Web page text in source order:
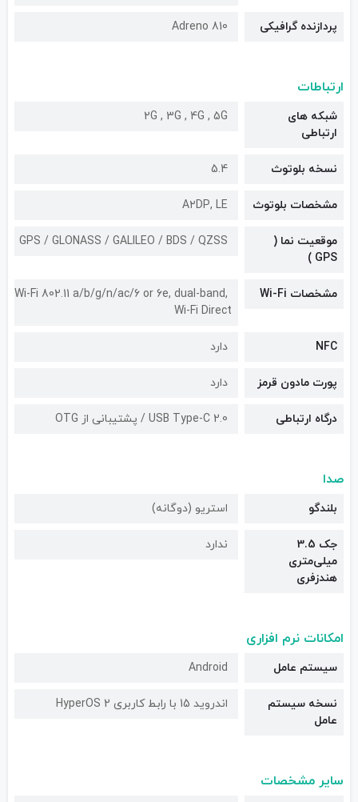
پردازنده گرافیکی Adreno 810
ارتباطات
شبکه های
ارتباطی
2G , 3G , 4G , 5G
نسخه بلوتوث 5.4
مشخصات بلوتوث A۲DP, LE
موقعیت نما (
GPS )
GPS / GLONASS / GALILEO / BDS / QZSS
مشخصات Wi-Fi
Wi-Fi 802.11 a/b/g/n/ac/6 or 6e, dual-band,
Wi-Fi Direct
NFC دارد
پورت مادون قرمز دارد
درگاه ارتباطی USB Type-C 2.0 / پشتیبانی از OTG
صدا
بلندگو استریو (دوگانه)
جک 3.5
میلی‌متری
هندزفری
ندارد
امکانات نرم افزاری
سیستم عامل Android
نسخه سیستم
عامل
اندروید 15 با رابط کاربری HyperOS 2
سایر مشخصات